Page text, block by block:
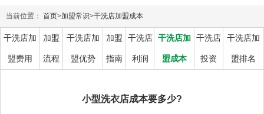
当前位置： 首页>加盟常识>干洗店加盟成本
干洗店加
盟费用
加盟
流程
干洗店加
盟优势
加盟
指南
干洗店
利润
干洗店加
盟成本
干洗店
投资
干洗店加
盟排名
小型洗衣店成本要多少?